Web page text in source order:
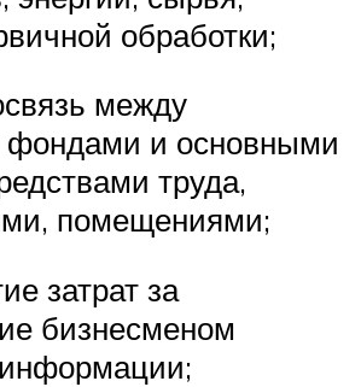
обработки;
между
и основными
труда,
помещениями;
затрат за
бизнесменом